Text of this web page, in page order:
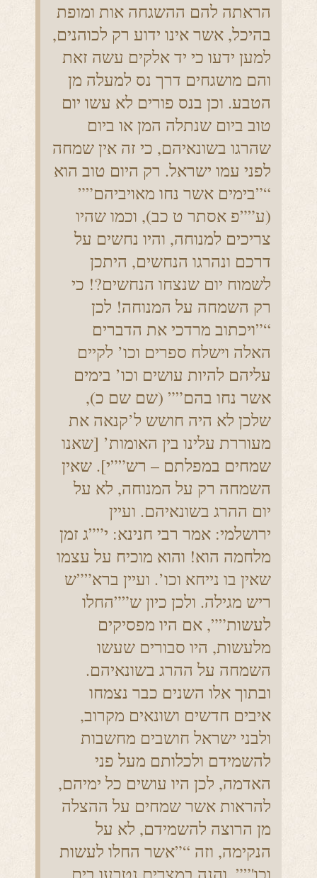
הראתה להם ההשגחה אות ומופת
בהיכל, אשר אינו ידוע רק לכוהנים,
למען ידעו כי יד אלקים עשה זאת
והם מושגחים דרך נס למעלה מן
הטבע. וכן בנס פורים לא עשו יום
טוב ביום שנתלה המן או ביום
שהרגו בשונאיהם, כי זה אין שמחה
לפני עמו ישראל. רק היום טוב הוא
“”בימים אשר נחו מאויביהם””
(ע””פ אסתר ט כב), וכמו שהיו
צריכים למנוחה, והיו נחשים על
דרכם ונהרגו הנחשים, היתכן
לשמוח יום שנצחו הנחשים?! כי
רק השמחה על המנוחה! לכן
“”ויכתוב מרדכי את הדברים
האלה וישלח ספרים וכו’ לקיים
עליהם להיות עושים וכו’ בימים
אשר נחו בהם”” (שם שם כ),
שלכן לא היה חושש ל’קנאה את
מעוררת עלינו בין האומות’ [שאנו
שמחים במפלתם – רש””י]. שאין
השמחה רק על המנוחה, לא על
יום ההרג בשונאיהם. ועיין
ירושלמי: אמר רבי חנינא: י””ג זמן
מלחמה הוא! והוא מוכיח על עצמו
שאין בו נייחא וכו’. ועיין ברא””ש
ריש מגילה. ולכן כיון ש””החלו
לעשות””, אם היו מפסיקים
מלעשות, היו סבורים שעשו
השמחה על ההרג בשונאיהם.
ובתוך אלו השנים כבר נצמחו
איבים חדשים ושונאים מקרוב,
ולבני ישראל חושבים מחשבות
להשמידם ולכלותם מעל פני
האדמה, לכן היו עושים כל ימיהם,
להראות אשר שמחים על ההצלה
מן הרוצה להשמידם, לא על
הנקימה, וזה “”אשר החלו לעשות